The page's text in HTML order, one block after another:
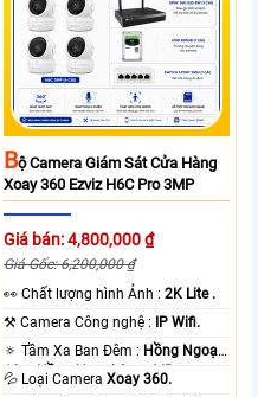
BỘ Camera Giám Sát Cửa Hàng
Xoay 360 Ezviz H6C Pro 3MP
Giá bán: 4,800,000 ₫
Giá Gốc: 6,200,000 ₫
️👀 Chất lượng hình Ảnh :2K Lite .
⚒ Camera Công nghệ : IP Wifi.
🔅 Tầm Xa Ban Đêm : Hồng Ngoại
10m Hồng Ngoại Smart IR.
💦 Loại CameraXoay 360.